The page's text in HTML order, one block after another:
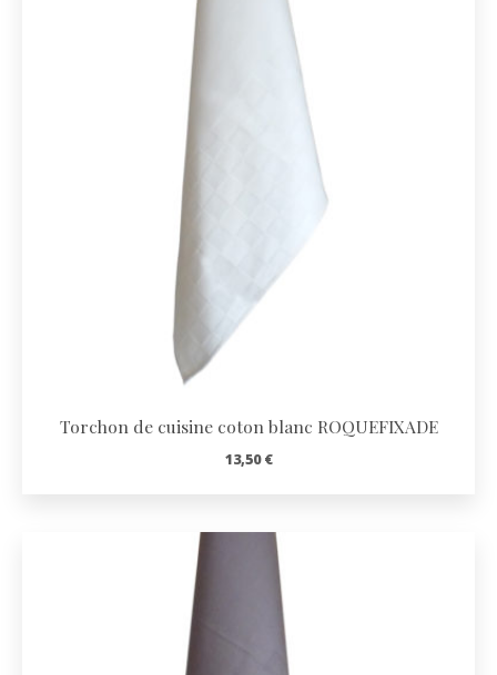
Torchon de cuisine coton blanc ROQUEFIXADE
13,50€